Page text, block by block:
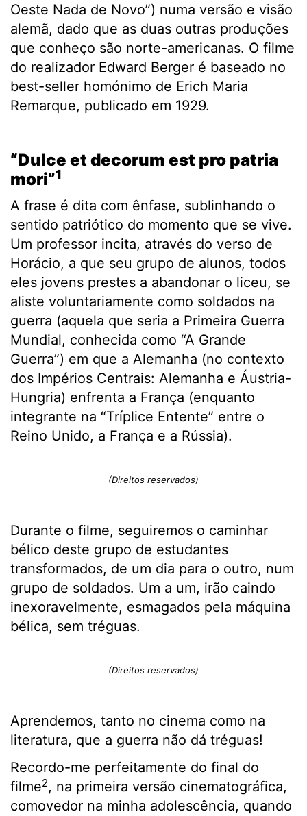
Oeste Nada de Novo”) numa versão e visão
alemã, dado que as duas outras produções
que conheço são norte-americanas. O filme
do realizador Edward Berger é baseado no
best-seller homónimo de Erich Maria
Remarque, publicado em 1929.
“Dulce et decorum est pro patria
mori”1
A frase é dita com ênfase, sublinhando o
sentido patriótico do momento que se vive.
Um professor incita, através do verso de
Horácio, a que seu grupo de alunos, todos
eles jovens prestes a abandonar o liceu, se
aliste voluntariamente como soldados na
guerra (aquela que seria a Primeira Guerra
Mundial, conhecida como “A Grande
Guerra”) em que a Alemanha (no contexto
dos Impérios Centrais: Alemanha e Áustria-
Hungria) enfrenta a França (enquanto
integrante na “Tríplice Entente” entre o
Reino Unido, a França e a Rússia).
(Direitos reservados)
Durante o filme, seguiremos o caminhar
bélico deste grupo de estudantes
transformados, de um dia para o outro, num
grupo de soldados. Um a um, irão caindo
inexoravelmente, esmagados pela máquina
bélica, sem tréguas.
(Direitos reservados)
Aprendemos, tanto no cinema como na
literatura, que a guerra não dá tréguas!
Recordo-me perfeitamente do final do
filme2, na primeira versão cinematográfica,
comovedor na minha adolescência, quando